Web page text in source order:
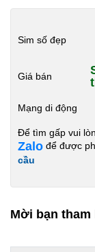
Sim số đẹp
Giá bán
Mạng di động
Để tìm gấp vui
Zalo để được
cầu
Mời bạn